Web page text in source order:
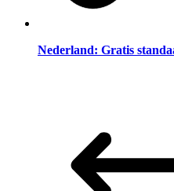
Nederland: Gratis